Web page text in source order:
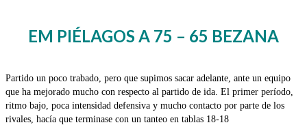
EM PIÉLAGOS A 75 – 65 BEZANA
Partido un poco trabado, pero que supimos sacar adelante, ante un equipo
que ha mejorado mucho con respecto al partido de ida. El primer período,
ritmo bajo, poca intensidad defensiva y mucho contacto por parte de los
rivales, hacía que terminase con un tanteo en tablas 18-18